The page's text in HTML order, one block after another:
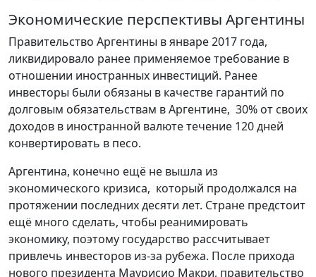
Экономические перспективы Аргентины
Правительство Аргентины в январе 2017 года,
ликвидировало ранее применяемое требование в
отношении иностранных инвестиций. Ранее
инвесторы были обязаны в качестве гарантий по
долговым обязательствам в Аргентине, 30% от своих
доходов в иностранной валюте течение 120 дней
конвертировать в песо.
Аргентина, конечно ещё не вышла из
экономического кризиса, который продолжался на
протяжении последних десяти лет. Стране предстоит
ещё много сделать, чтобы реанимировать
экономику, поэтому государство рассчитывает
привлечь инвесторов из-за рубежа. После прихода
нового президента Маурисио Макри, правительство